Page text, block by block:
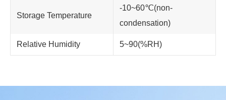
Storage Temperature
-10~60℃(non-
condensation)
Relative Humidity 5~90(%RH)